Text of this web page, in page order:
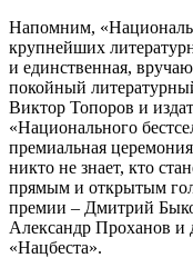
Напомним,
крупнейших
и единственная,
покойный
Виктор Топоров и
«Национального
премиальная
никто не знает, кто
прямым и открытым
премии – Дмитрий
Александр Проханов и
«Нацбеста».